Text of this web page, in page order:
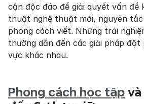
cận độc đáo để giải quyết vấn đề
thuật nghệ thuật mới, nguyên
phong cách viết. Những trải
thường dẫn đến các giải pháp
vực khác nhau.
Phong cách học tập và